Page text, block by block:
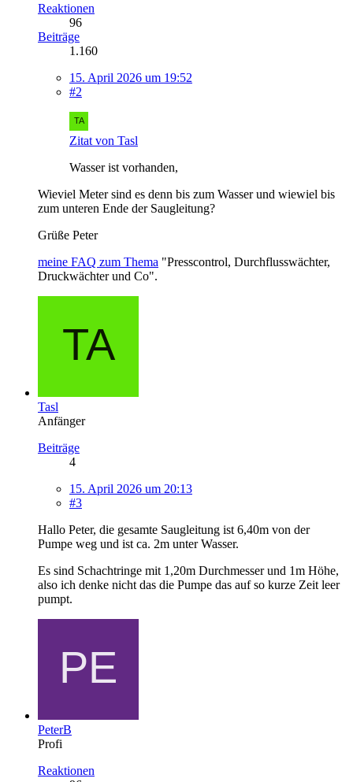
Reaktionen
96
Beiträge
1.160
15. April 2026 um 19:52
#2
Zitat von Tasl
Wasser ist vorhanden,
Wieviel Meter sind es denn bis zum Wasser und wiewiel bis
zum unteren Ende der Saugleitung?
Grüße Peter
meine FAQ zum Thema "Presscontrol, Durchflusswächter,
Druckwächter und Co".
Tasl
Anfänger
Beiträge
4
15. April 2026 um 20:13
#3
Hallo Peter, die gesamte Saugleitung ist 6,40m von der
Pumpe weg und ist ca. 2m unter Wasser.
Es sind Schachtringe mit 1,20m Durchmesser und 1m Höhe,
also ich denke nicht das die Pumpe das auf so kurze Zeit leer
pumpt.
PeterB
Profi
Reaktionen